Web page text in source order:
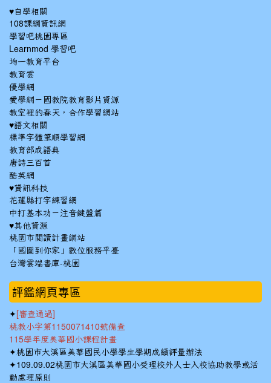
♥自學相關
108課綱資訊網
學習吧桃園專區
Learnmod 學習吧
均一教育平台
教育雲
優學網
愛學網－國教院教育影片資源
教室裡的春天，合作學習網站
♥語文相關
標準字體筆順學習網
教育部成語典
唐詩三百首
酷英網
♥資訊科技
花蓮縣打字練習網
中打基本功－注音鍵盤篇
♥其他資源
桃園市閱讀計畫網站
「國圖到你家」數位服務平臺
台灣雲端書庫-桃園
::: 評鑑網頁專區
✦ [審查通過]
桃教小字第1150071410號備查
115學年度美華國小課程計畫
✦桃園市大溪區美華國民小學學生學期成績評量辦法
✦109.09.02桃園市大溪區美華國小受理校外人士入校協助教學或活
動處理原則